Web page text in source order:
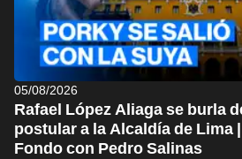
05/08/2026
Rafael López Aliaga se burla
postular a la Alcaldía de Lima
Fondo con Pedro Salinas